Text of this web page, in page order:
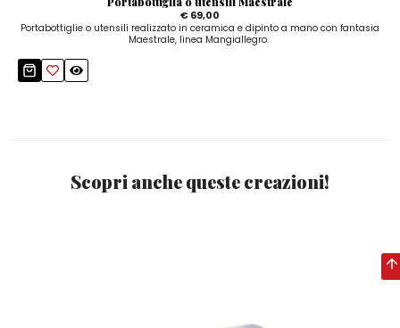
€ 69,00
Portabottiglie o utensili realizzato in ceramica e dipinto a mano con fantasia
Maestrale, linea Mangiallegro.
Scopri anche queste creazioni!